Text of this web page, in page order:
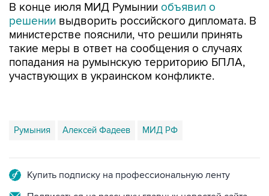
В конце июля МИД Румынии объявил о
решении выдворить российского дипломата. В
министерстве пояснили, что решили принять
такие меры в ответ на сообщения о случаях
попадания на румынскую территорию БПЛА,
участвующих в украинском конфликте.
Румыния Алексей Фадеев МИД РФ
Купить подписку на профессиональную ленту